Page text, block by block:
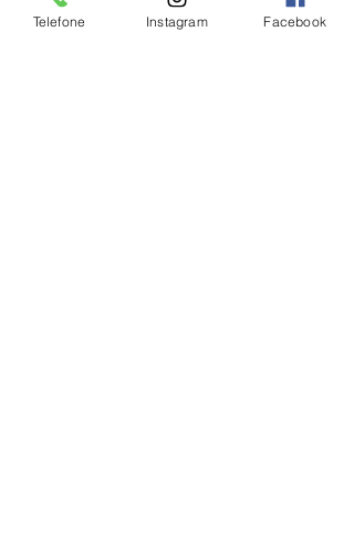
jubilares ou permanecendo em
Telefone Instagram Facebook